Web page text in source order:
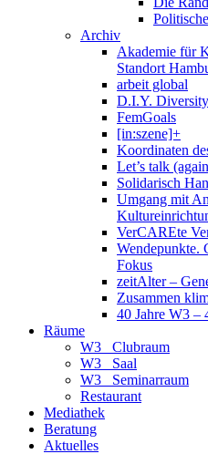
Archiv
Akademie für
Standort
arbeit global
D.I.Y. Diversity
FemGoals
[in:szene]+
Koordinaten
Let’s talk
Solidarisch
Umgang mit
VerCAREte
Wendepunkte.
Fokus
zeitAlter –
Zusammen
40 Jahre W3 –
Räume
W3_ Clubraum
W3_ Saal
W3_ Seminarraum
Restaurant
Mediathek
Beratung
Aktuelles